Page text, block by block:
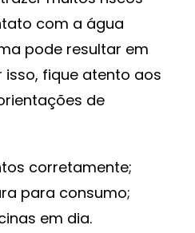
com a água
pode resultar em
isso, fique atento aos
de
corretamente;
para consumo;
em dia.